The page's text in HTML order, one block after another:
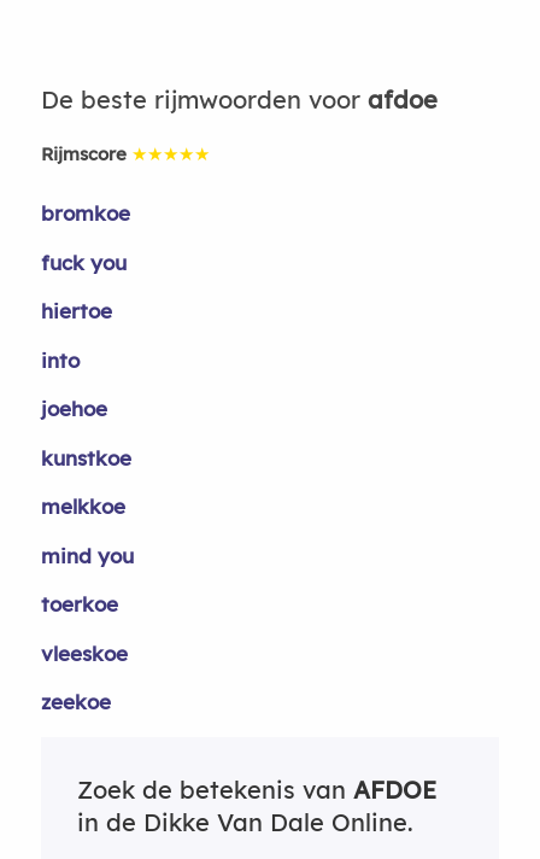
De beste rijmwoorden voor afdoe
Rijmscore ★★★★★
bromkoe
fuck you
hiertoe
into
joehoe
kunstkoe
melkkoe
mind you
toerkoe
vleeskoe
zeekoe
Zoek de betekenis van AFDOE
in de Dikke Van Dale Online.